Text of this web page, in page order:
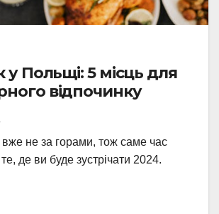
у Польщі: 5 місць для
відпочинку
вже не за горами, тож саме час
де ви буде зустрічати 2024.